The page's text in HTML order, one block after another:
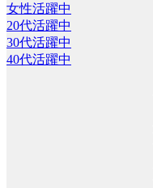
女性活躍中
20代活躍中
30代活躍中
40代活躍中